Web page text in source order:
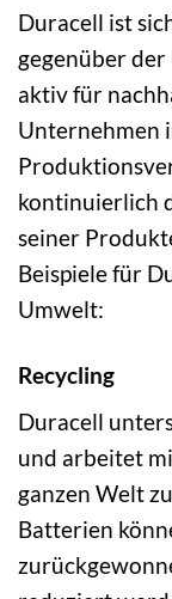
Duracell ist
gegenüber
aktiv für
Unternehmen
kontinuierlich
seiner
Beispiele für
Umwelt:
Recycling
Duracell
und arbeitet
ganzen Welt
Batterien